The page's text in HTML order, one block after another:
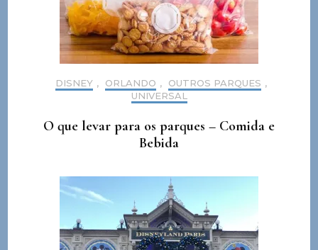
DISNEY , ORLANDO , OUTROS PARQUES ,
UNIVERSAL
O que levar para os parques – Comida e
Bebida